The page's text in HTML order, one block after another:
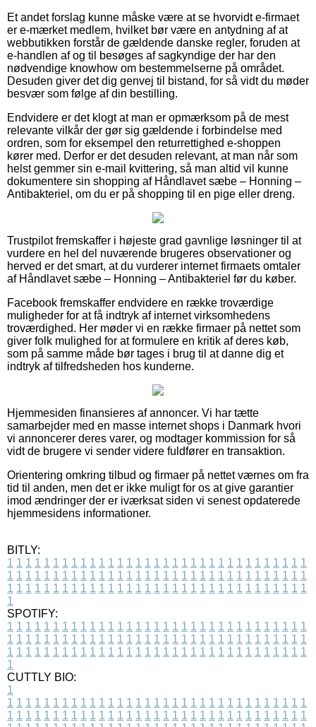
Et andet forslag kunne måske være at se hvorvidt e-firmaet
er e-mærket medlem, hvilket bør være en antydning af at
webbutikken forstår de gældende danske regler, foruden at
e-handlen af og til besøges af sagkyndige der har den
nødvendige knowhow om bestemmelserne på området.
Desuden giver det dig genvej til bistand, for så vidt du møder
besvær som følge af din bestilling.
Endvidere er det klogt at man er opmærksom på de mest
relevante vilkår der gør sig gældende i forbindelse med
ordren, som for eksempel den returrettighed e-shoppen
kører med. Derfor er det desuden relevant, at man når som
helst gemmer sin e-mail kvittering, så man altid vil kunne
dokumentere sin shopping af Håndlavet sæbe – Honning –
Antibakteriel, om du er på shopping til en pige eller dreng.
Trustpilot fremskaffer i højeste grad gavnlige løsninger til at
vurdere en hel del nuværende brugeres observationer og
herved er det smart, at du vurderer internet firmaets omtaler
af Håndlavet sæbe – Honning – Antibakteriel før du køber.
Facebook fremskaffer endvidere en række troværdige
muligheder for at få indtryk af internet virksomhedens
troværdighed. Her møder vi en række firmaer på nettet som
giver folk mulighed for at formulere en kritik af deres køb,
som på samme måde bør tages i brug til at danne dig et
indtryk af tilfredsheden hos kunderne.
Hjemmesiden finansieres af annoncer. Vi har tætte
samarbejder med en masse internet shops i Danmark hvori
vi annoncerer deres varer, og modtager kommission for så
vidt de brugere vi sender videre fuldfører en transaktion.
Orientering omkring tilbud og firmaer på nettet værnes om fra
tid til anden, men det er ikke muligt for os at give garantier
imod ændringer der er iværksat siden vi senest opdaterede
hjemmesidens informationer.
BITLY:
1 1 1 1 1 1 1 1 1 1 1 1 1 1 1 1 1 1 1 1 1 1 1 1 1 1 1 1 1 1 1 1 1
1 1 1 1 1 1 1 1 1 1 1 1 1 1 1 1 1 1 1 1 1 1 1 1 1 1 1 1 1 1 1 1 1
1 1 1 1 1 1 1 1 1 1 1 1 1 1 1 1 1 1 1 1 1 1 1 1 1 1 1 1 1 1 1 1 1
1
SPOTIFY:
1 1 1 1 1 1 1 1 1 1 1 1 1 1 1 1 1 1 1 1 1 1 1 1 1 1 1 1 1 1 1 1 1
1 1 1 1 1 1 1 1 1 1 1 1 1 1 1 1 1 1 1 1 1 1 1 1 1 1 1 1 1 1 1 1 1
1 1 1 1 1 1 1 1 1 1 1 1 1 1 1 1 1 1 1 1 1 1 1 1 1 1 1 1 1 1 1 1 1
1
CUTTLY BIO:
1
1 1 1 1 1 1 1 1 1 1 1 1 1 1 1 1 1 1 1 1 1 1 1 1 1 1 1 1 1 1 1 1 1
1 1 1 1 1 1 1 1 1 1 1 1 1 1 1 1 1 1 1 1 1 1 1 1 1 1 1 1 1 1 1 1 1